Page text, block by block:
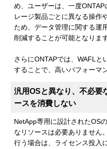
め、ユーザーは、一度
レージ製品ごとに異なる操作
ため、データ管理に関する運
削減することが可能となります
さらにONTAPでは、WAFLと
することで、高いパフォーマ
汎用OSと異なり、不必要
ースを消費しない
NetApp専用に設計されたOS
なリソースは必要ありません
行う場合は、ライセンス投入